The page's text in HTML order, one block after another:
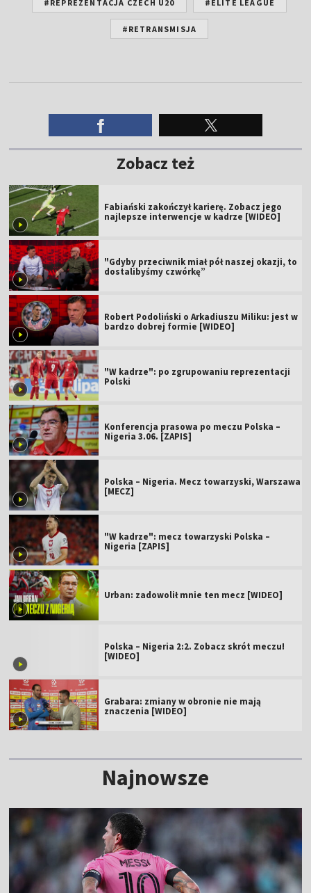
#REPREZENTACJA CZECH U20 #ELITE LEAGUE
#RETRANSMISJA
Zobacz też
Fabiański zakończył karierę. Zobacz jego
najlepsze interwencje w kadrze [WIDEO]
"Gdyby przeciwnik miał pół naszej okazji, to
dostalibyśmy czwórkę”
Robert Podoliński o Arkadiuszu Miliku: jest w
bardzo dobrej formie [WIDEO]
"W kadrze": po zgrupowaniu reprezentacji
Polski
Konferencja prasowa po meczu Polska –
Nigeria 3.06. [ZAPIS]
Polska – Nigeria. Mecz towarzyski, Warszawa
[MECZ]
"W kadrze": mecz towarzyski Polska –
Nigeria [ZAPIS]
Urban: zadowolił mnie ten mecz [WIDEO]
Polska – Nigeria 2:2. Zobacz skrót meczu!
[WIDEO]
Grabara: zmiany w obronie nie mają
znaczenia [WIDEO]
Najnowsze